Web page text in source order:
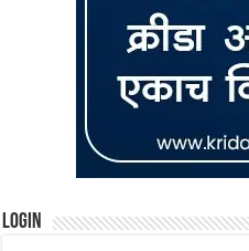
Login